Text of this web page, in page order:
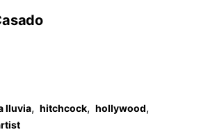
lluvia, hitchcock, hollywood,